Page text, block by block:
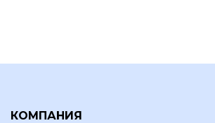
КОМПАНИЯ